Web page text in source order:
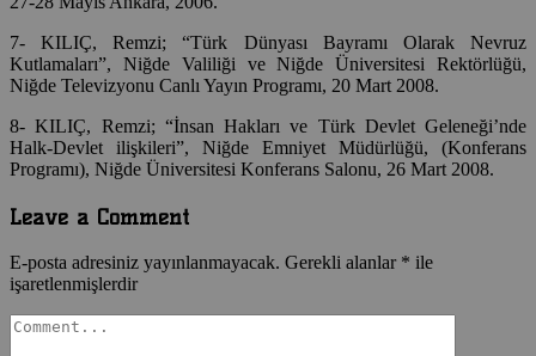
7- KILIÇ, Remzi; “Türk Dünyası Bayramı Olarak Nevruz
Kutlamaları”, Niğde Valiliği ve Niğde Üniversitesi Rektörlüğü,
Niğde Televizyonu Canlı Yayın Programı, 20 Mart 2008.
8- KILIÇ, Remzi; “İnsan Hakları ve Türk Devlet Geleneği’nde
Halk-Devlet ilişkileri”, Niğde Emniyet Müdürlüğü, (Konferans
Programı), Niğde Üniversitesi Konferans Salonu, 26 Mart 2008.
Leave a Comment
E-posta adresiniz yayınlanmayacak. Gerekli alanlar * ile
işaretlenmişlerdir